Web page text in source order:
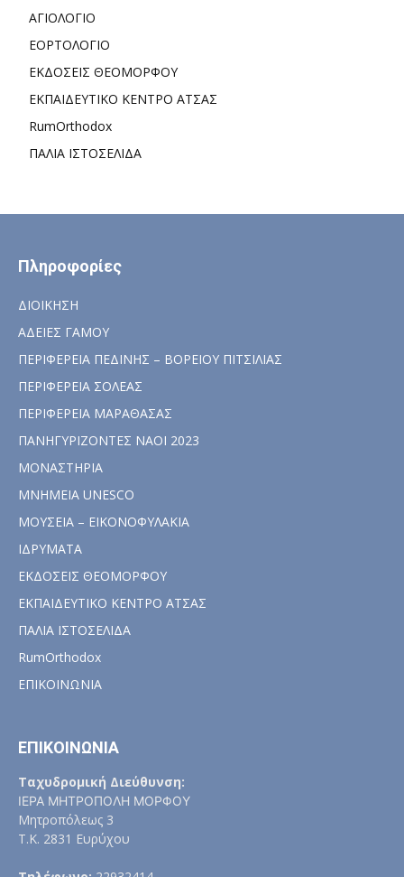
ΑΓΙΟΛΟΓΙΟ
ΕΟΡΤΟΛΟΓΙΟ
ΕΚΔΟΣΕΙΣ ΘΕΟΜΟΡΦΟΥ
ΕΚΠΑΙΔΕΥΤΙΚΟ ΚΕΝΤΡΟ ΑΤΣΑΣ
RumOrthodox
ΠΑΛΙΑ ΙΣΤΟΣΕΛΙΔΑ
Πληροφορίες
ΔΙΟΙΚΗΣΗ
ΑΔΕΙΕΣ ΓΑΜΟΥ
ΠΕΡΙΦΕΡΕΙΑ ΠΕΔΙΝΗΣ – ΒΟΡΕΙΟΥ ΠΙΤΣΙΛΙΑΣ
ΠΕΡΙΦΕΡΕΙΑ ΣΟΛΕΑΣ
ΠΕΡΙΦΕΡΕΙΑ ΜΑΡΑΘΑΣΑΣ
ΠΑΝΗΓΥΡΙΖΟΝΤΕΣ ΝΑΟΙ 2023
ΜΟΝΑΣΤΗΡΙΑ
ΜΝΗΜΕΙΑ UNESCO
ΜΟΥΣΕΙΑ – ΕΙΚΟΝΟΦΥΛΑΚΙΑ
ΙΔΡΥΜΑΤΑ
ΕΚΔΟΣΕΙΣ ΘΕΟΜΟΡΦΟΥ
ΕΚΠΑΙΔΕΥΤΙΚΟ ΚΕΝΤΡΟ ΑΤΣΑΣ
ΠΑΛΙΑ ΙΣΤΟΣΕΛΙΔΑ
RumOrthodox
ΕΠΙΚΟΙΝΩΝΙΑ
ΕΠΙΚΟΙΝΩΝΙΑ
Ταχυδρομική Διεύθυνση:
ΙΕΡΑ ΜΗΤΡΟΠΟΛΗ ΜΟΡΦΟΥ
Μητροπόλεως 3
Τ.Κ. 2831 Ευρύχου